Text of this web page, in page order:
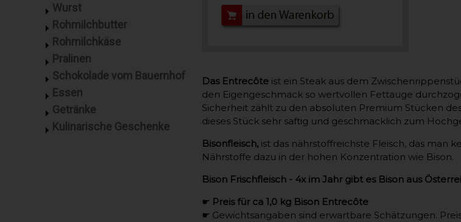
Wurst
Rohmilchbutter
Rohmilchkäse
Pralinen
Schokolade vom Bauernhof
Essen
Getränke
Kulinarische Geschenke
Das Entrecôte ist ein Steak aus dem
den Eigengeschmack so wertvollen Fettauge
Sicherheit zählt zu den absoluten Premium Stücken
dieses Stück sehr saftig und geschmacklich zum
Bisonfleisch, ist das nährstoffreichste Fleisch, das man
Nährstoffe dazu in der hohen Konzentration wie Bison.
Bison Frischfleisch - 4x im Jahr gibt es Bison aus
☛ Preis für ca 1,0 kg Bison Entrecôte​
☛ Gewichtsangaben sind erwartbare Schätzungen.